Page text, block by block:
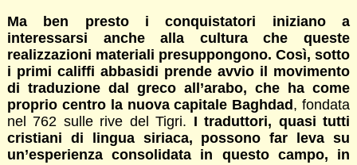
Ma ben presto i conquistatori iniziano a
interessarsi anche alla cultura che queste
realizzazioni materiali presuppongono. Così, sotto
i primi califfi abbasidi prende avvio il movimento
di traduzione dal greco all’arabo, che ha come
proprio centro la nuova capitale Baghdad, fondata
nel 762 sulle rive del Tigri. I traduttori, quasi tutti
cristiani di lingua siriaca, possono far leva su
un’esperienza consolidata in questo campo, in